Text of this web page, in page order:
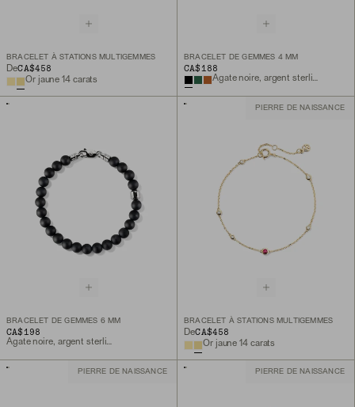
BRACELET À STATIONS MULTIGEMMES
DeCA$458
Or jaune 14 carats
BRACELET DE GEMMES 4 MM
CA$188
Agate noire, argent sterling
BRACELET DE GEMMES 6 MM
CA$198
Agate noire, argent sterling
PIERRE DE NAISSANCE
BRACELET À STATIONS MULTIGEMMES
DeCA$458
Or jaune 14 carats
PIERRE DE NAISSANCE PIERRE DE NAISSANCE